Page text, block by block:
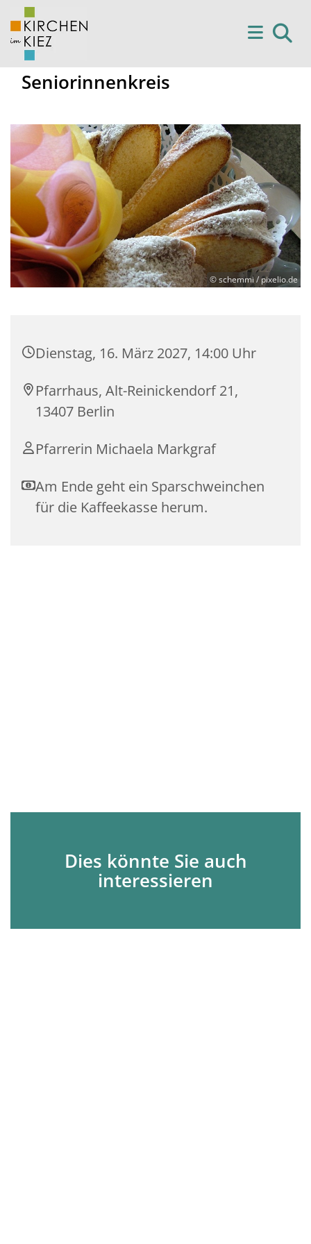
Seniorinnenkreis
© schemmi / pixelio.de
Dienstag, 16. März 2027, 14:00 Uhr
Pfarrhaus, Alt-Reinickendorf 21,
13407 Berlin
Pfarrerin Michaela Markgraf
Am Ende geht ein Sparschweinchen
für die Kaffeekasse herum.
Dies könnte Sie auch
interessieren